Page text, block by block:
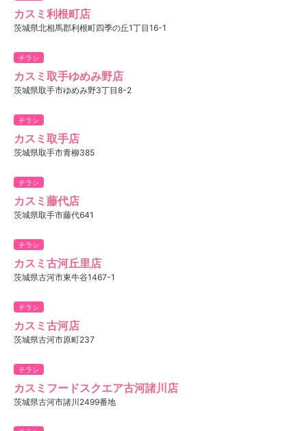
カスミ利根町店
茨城県北相馬郡利根町四季の丘1丁目16-1
チラシ
カスミ取手ゆめみ野店
茨城県取手市ゆめみ野3丁目8-2
チラシ
カスミ取手店
茨城県取手市青柳385
チラシ
カスミ藤代店
茨城県取手市藤代641
チラシ
カスミ古河丘里店
茨城県古河市東牛谷1467-1
チラシ
カスミ古河店
茨城県古河市原町237
チラシ
カスミフードスクエア古河諸川店
茨城県古河市諸川2499番地